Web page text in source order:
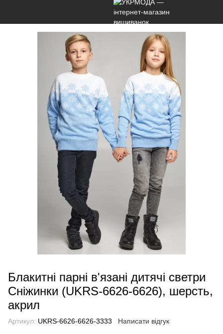
Блакитні парні в'язані дитячі светри
Сніжинки (UKRS-6626-6626), шерсть,
акрил
Артикул: UKRS-6626-6626-3333 Написати відгук